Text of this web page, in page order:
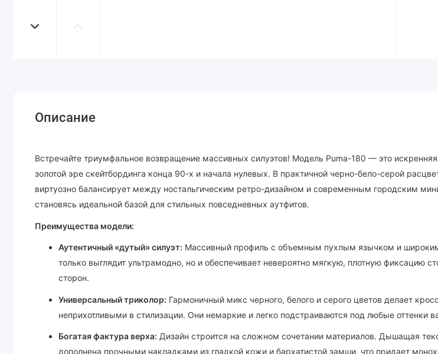
Описание
Встречайте триумфальное возвращение массивных силуэтов! Модель Puma-180 — это
золотой эре скейтбординга конца 90-х и начала нулевых. В практичной черно-бело-серой
виртуозно балансирует между ностальгическим ретро-дизайном и современным городским
становясь идеальной базой для стильных повседневных аутфитов.
Преимущества модели:
Аутентичный «дутый» силуэт: Массивный профиль с объемным пухлым язычком и
только выглядит ультрамодно, но и обеспечивает невероятно мягкую, плотную фиксацию
сторон.
Универсальный триколор: Гармоничный микс черного, белого и серого цветов делает
неприхотливыми в стилизации. Они немаркие и легко подстраиваются под любые оттенки
Богатая фактура верха: Дизайн строится на сложном сочетании материалов. Дышащая
дополнена прочными накладками из гладкой кожи и бархатистой замши, что придает